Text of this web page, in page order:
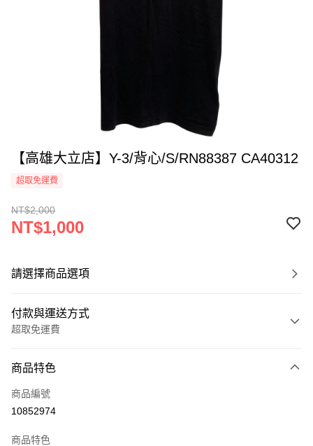
【高雄大立店】Y-3/背心/S/RN88387 CA40312
超取免運費
NT$2,000
NT$1,000
請選擇商品選項
付款與運送方式
超取免運費
信用卡一次付款
超商取貨付款
商品特色
商品編號
10852974
商品特色